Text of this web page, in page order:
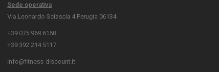
Sede operativa
Via Leonardo Sciascia 4 Perugia 06134
+39 075 969 6168
+39 392 214 5117
info@fitness-discount.it